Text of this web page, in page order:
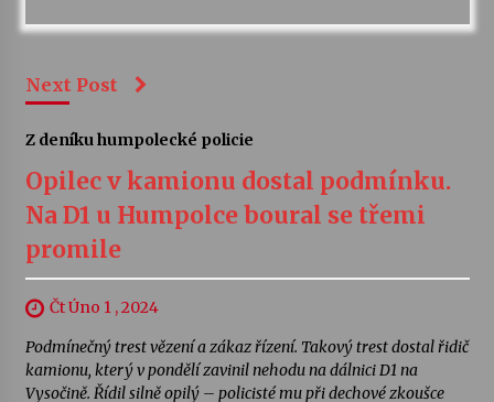
Next Post
Z deníku humpolecké policie
Opilec v kamionu dostal podmínku.
Na D1 u Humpolce boural se třemi
promile
Čt Úno 1 , 2024
Podmínečný trest vězení a zákaz řízení. Takový trest dostal řidič
kamionu, který v pondělí zavinil nehodu na dálnici D1 na
Vysočině. Řídil silně opilý – policisté mu při dechové zkoušce